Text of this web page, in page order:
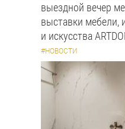
выездной вечер
выставки мебели,
и искусства
#НОВОСТИ